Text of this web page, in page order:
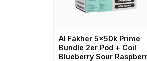
Al Fakher 5x50k Prime
Bundle 2er Pod + Coil
Blueberry Sour